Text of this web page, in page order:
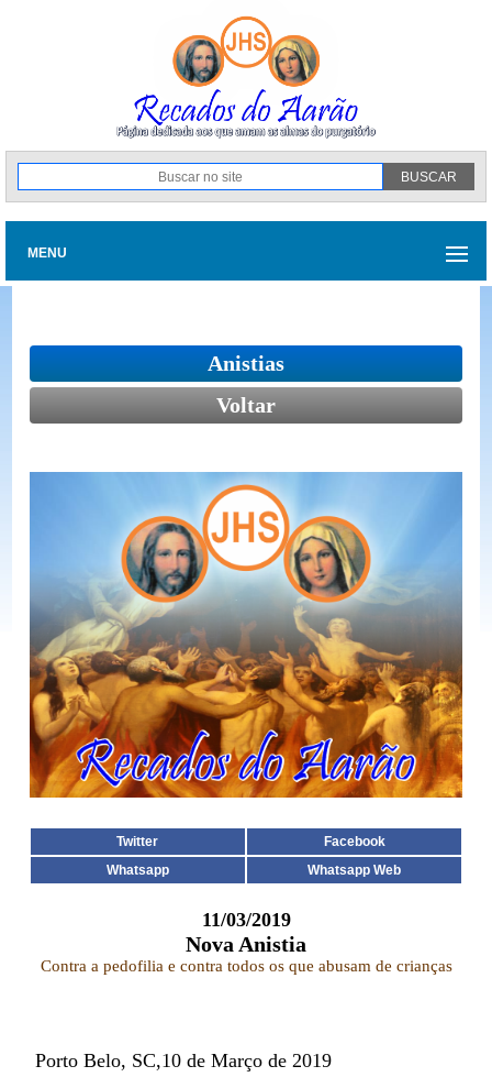
MENU
Anistias
Voltar
Twitter
Facebook
Whatsapp
Whatsapp Web
11/03/2019
Nova Anistia
Contra a pedofilia e contra todos os que abusam de crianças
Porto Belo, SC,10 de Março de 2019